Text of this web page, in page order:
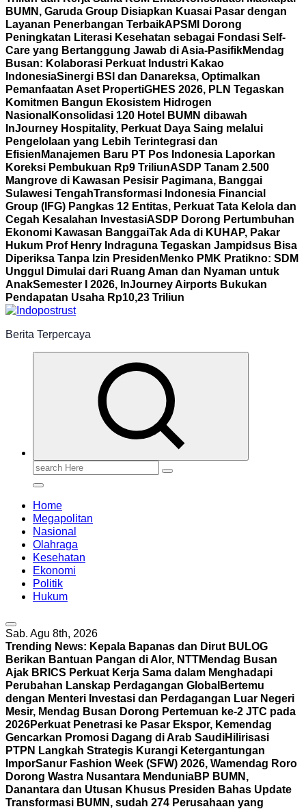
BUMN, Garuda Group Disiapkan Kuasai Pasar dengan
Layanan Penerbangan TerbaikAPSMI Dorong
Peningkatan Literasi Kesehatan sebagai Fondasi Self-
Care yang Bertanggung Jawab di Asia-PasifikMendag
Busan: Kolaborasi Perkuat Industri Kakao
IndonesiaSinergi BSI dan Danareksa, Optimalkan
Pemanfaatan Aset PropertiGHES 2026, PLN Tegaskan
Komitmen Bangun Ekosistem Hidrogen
Nasional Konsolidasi 120 Hotel BUMN dibawah
InJourney Hospitality, Perkuat Daya Saing melalui
Pengelolaan yang Lebih Terintegrasi dan
Efisien Manajemen Baru PT Pos Indonesia Laporkan
Koreksi Pembukuan Rp9 TriliunASDP Tanam 2.500
Mangrove di Kawasan Pesisir Pagimana, Banggai
Sulawesi TengahTransformasi Indonesia Financial
Group (IFG) Pangkas 12 Entitas, Perkuat Tata Kelola dan
Cegah Kesalahan InvestasiASDP Dorong Pertumbuhan
Ekonomi Kawasan BanggaiTak Ada di KUHAP, Pakar
Hukum Prof Henry Indraguna Tegaskan Jampidsus Bisa
Diperiksa Tanpa Izin Presiden Menko PMK Pratikno: SDM
Unggul Dimulai dari Ruang Aman dan Nyaman untuk
AnakSemester I 2026, InJourney Airports Bukukan
Pendapatan Usaha Rp10,23 Triliun
Berita Terpercaya
Search
Home
Megapolitan
Nasional
Olahraga
Kesehatan
Ekonomi
Politik
Hukum
Sab. Agu 8th, 2026
Trending News: Kepala Bapanas dan Dirut BULOG
Berikan Bantuan Pangan di Alor, NTTMendag Busan
Ajak BRICS Perkuat Kerja Sama dalam Menghadapi
Perubahan Lanskap Perdagangan Global Bertemu
dengan Menteri Investasi dan Perdagangan Luar Negeri
Mesir, Mendag Busan Dorong Pertemuan ke-2 JTC pada
2026Perkuat Penetrasi ke Pasar Ekspor, Kemendag
Gencarkan Promosi Dagang di Arab SaudiHilirisasi
PTPN Langkah Strategis Kurangi Ketergantungan
ImporSanur Fashion Week (SFW) 2026, Wamendag Roro
Dorong Wastra Nusantara MenduniaBP BUMN,
Danantara dan Utusan Khusus Presiden Bahas Update
Transformasi BUMN, sudah 274 Perusahaan yang